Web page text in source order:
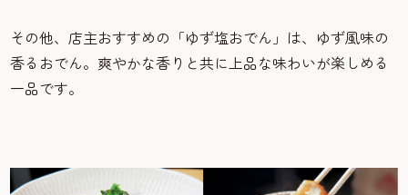
その他、店主おすすめの「ゆず塩おでん」は、ゆず風味の
香るおでん。爽やかな香りと共に上品な味わいが楽しめる
一品です。